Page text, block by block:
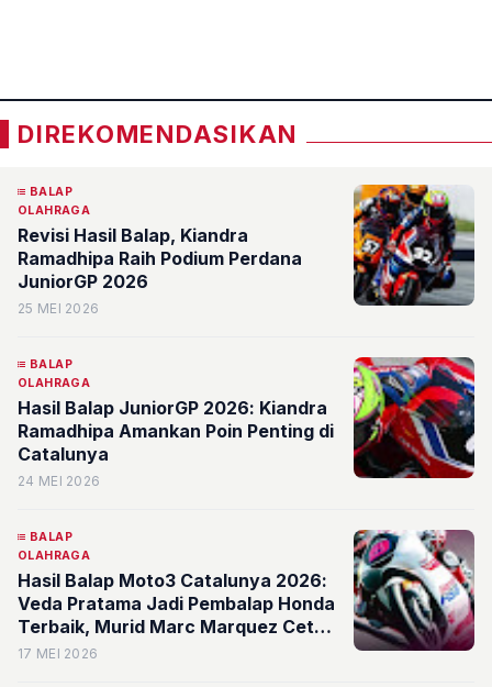
DIREKOMENDASIKAN
BALAP
OLAHRAGA
Revisi Hasil Balap, Kiandra
Ramadhipa Raih Podium Perdana
JuniorGP 2026
25 MEI 2026
BALAP
OLAHRAGA
Hasil Balap JuniorGP 2026: Kiandra
Ramadhipa Amankan Poin Penting di
Catalunya
24 MEI 2026
BALAP
OLAHRAGA
Hasil Balap Moto3 Catalunya 2026:
Veda Pratama Jadi Pembalap Honda
Terbaik, Murid Marc Marquez Cetak
Rekor
17 MEI 2026